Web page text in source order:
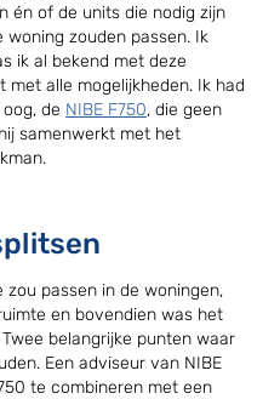
én of de units die nodig zijn
zouden passen. Ik
ik al bekend met deze
de NIBE F750, die geen
samenwerkt met het
zou passen in de woningen,
en bovendien was het
belangrijke punten waar
te combineren met een